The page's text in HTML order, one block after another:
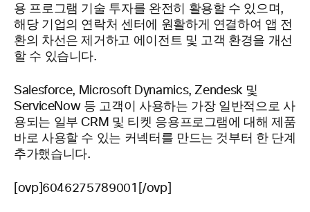
용 프로그램 기술 투자를 완전히 활용할 수 있으며,
해당 기업의 연락처 센터에 원활하게 연결하여 앱 전
환의 차선은 제거하고 에이전트 및 고객 환경을 개선
할 수 있습니다.
Salesforce, Microsoft Dynamics, Zendesk 및
ServiceNow 등 고객이 사용하는 가장 일반적으로 사
용되는 일부 CRM 및 티켓 응용프로그램에 대해 제품
바로 사용할 수 있는 커넥터를 만드는 것부터 한 단계
추가했습니다.
[ovp]6046275789001[/ovp]